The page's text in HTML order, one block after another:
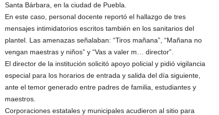
Santa Bárbara, en la ciudad de Puebla.
En este caso, personal docente reportó el hallazgo de tres
mensajes intimidatorios escritos también en los sanitarios del
plantel. Las amenazas señalaban: “Tiros mañana”, “Mañana no
vengan maestras y niños” y “Vas a valer m… director”.
El director de la institución solicitó apoyo policial y pidió vigilancia
especial para los horarios de entrada y salida del día siguiente,
ante el temor generado entre padres de familia, estudiantes y
maestros.
Corporaciones estatales y municipales acudieron al sitio para